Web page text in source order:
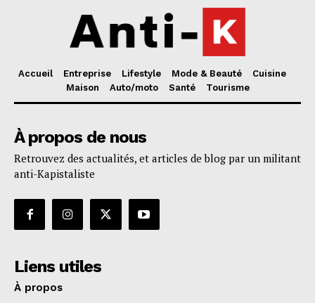
Accueil Entreprise Lifestyle Mode & Beauté
Cuisine
Maison
Auto/moto Santé Tourisme
À propos de nous
Retrouvez des actualités, et articles de blog par un militant
anti-Kapistaliste
Liens utiles
À propos